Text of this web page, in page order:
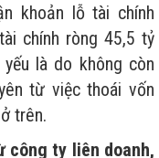
khoản lỗ tài chính
chính ròng 45,5 tỷ
là do không còn
từ việc thoái vốn
trên.
công ty liên doanh,